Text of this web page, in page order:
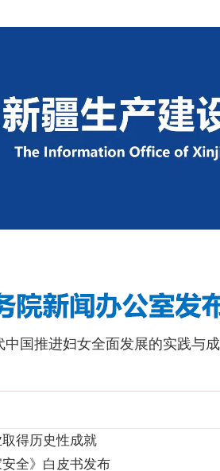
中国推进妇女全面发展的实践与
得历史性成就
安全》白皮书发布